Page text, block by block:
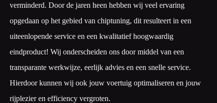
verminderd. Door de jaren heen hebben wij veel ervaring
opgedaan op het gebied van chiptuning, dit resulteert in een
uiteenlopende service en een kwalitatief hoogwaardig
eindproduct! Wij onderscheiden ons door middel van een
transparante werkwijze, eerlijk advies en een snelle service.
Hierdoor kunnen wij ook jouw voertuig optimaliseren en jouw
rijplezier en efficiency vergroten.